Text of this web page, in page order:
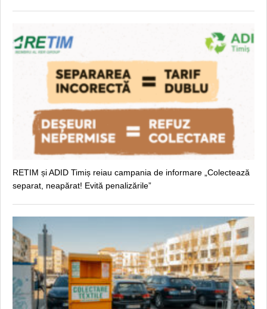
RETIM și ADID Timiș reiau campania de informare „Colectează
separat, neapărat! Evită penalizările”